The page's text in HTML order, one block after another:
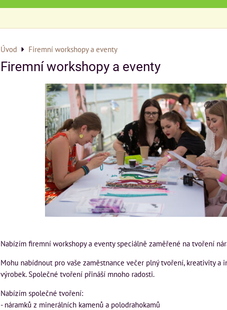
Úvod Firemní workshopy a eventy
Firemní workshopy a eventy
Nabízím firemní workshopy a eventy speciálně zaměřené na tvoření
Mohu nabídnout pro vaše zaměstnance večer plný tvoření, kreativity a
výrobek. Společné tvoření přináší mnoho radosti.
Nabízím společné tvoření:
- náramků z minerálních kamenů a polodrahokamů